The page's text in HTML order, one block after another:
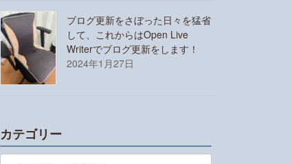
ブログ更新をさぼった日々を猛省
して、これからはOpen Live
Writerでブログ更新をします！
2024年1月27日
カテゴリー
カ